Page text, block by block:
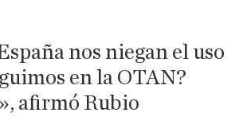
nos niegan el uso
en la OTAN?
afirmó Rubio